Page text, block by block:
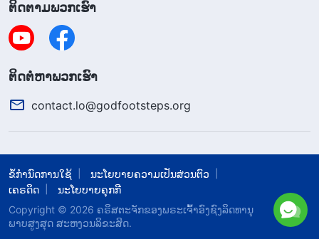
ນ້ອຍເຮັດມັນ, ຜູ້ຄົນອາດດູຖູກຂ້ານ້ອຍ. ຄົນອື່ນໆໄດ້ເຮັດວຽກ
ທີ່ເຮັດໃຫ້ພວກເຂົາໂດດເດັ່ນ. ໜ້າທີ່ນີ້ທີ່ຂ້ານ້ອຍໄດ້ຮັບ ເຊິ່ງບໍ່
ຕົນເອງຢ່າງໜັກຢູ່ຫຼັງສາກ ຈະຖືກເອີ້ນວ່າໜ້າທີ່ໄດ້ແນວໃດ?
ນີ້ແມ່ນໜ້າທີ່ໆຂ້ານ້ອຍບໍ່ສາມາດຍອມຮັບ; ນີ້ບໍ່ແມ່ນໜ້າທີ່
ຂອງຂ້ານ້ອຍ. ໜ້າທີ່ຂອງຂ້ານ້ອຍຕ້ອງເປັນໜ້າທີ່ໆເຮັດໃຫ້
ຂ້ານ້ອຍໂດດເດັ່ນຕໍ່ໜ້າຄົນອື່ນ ແລະ ເຮັດໃຫ້ຂ້ານ້ອຍສ້າງ
ຊື່ສຽງສຳລັບຕົນເອງ ແລະ ເຖິງແມ່ນຂ້ານ້ອຍບໍ່ໄດ້ສ້າງ
ຊື່ສຽງສຳລັບຕົນເອງ ຫຼື ໂດດເດັ່ນ, ຂ້ານ້ອຍຍັງຕ້ອງໄດ້ຮັບຜົນ
ປະໂຫຍດຈາກມັນ ແລະ ຮູ້ສຶກສະບາຍກາຍ’. ນີ້ແມ່ນທ່າທີ່ໆ
ຕິດຕາມພວກເຮົາ
​ຕິດ​ຕໍ່​ຫາ​ພວກ​ເຮົາ
contact.lo@godfootsteps.org
ຂໍ້ກຳນົດການໃຊ້
ນະໂຍບາຍຄວາມເປັນສ່ວນຕົວ
ເຄຣດິດ
ນະໂຍບາຍຄຸກກີ
Copyright © 2026 ​ຄຣິສຕະຈັກຂອງພຣະເຈົ້າອົງຊົງລິດທານຸ
ພາບສູງສຸດ ສະຫງວນລິຂະສິດ.